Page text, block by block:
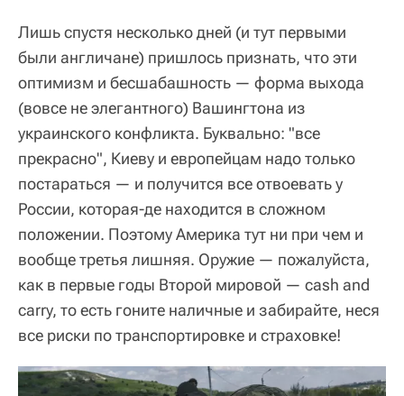
Лишь спустя несколько дней (и тут первыми
были англичане) пришлось признать, что эти
оптимизм и бесшабашность — форма выхода
(вовсе не элегантного) Вашингтона из
украинского конфликта. Буквально: "все
прекрасно", Киеву и европейцам надо только
постараться — и получится все отвоевать у
России, которая-де находится в сложном
положении. Поэтому Америка тут ни при чем и
вообще третья лишняя. Оружие — пожалуйста,
как в первые годы Второй мировой — cash and
carry, то есть гоните наличные и забирайте, неся
все риски по транспортировке и страховке!